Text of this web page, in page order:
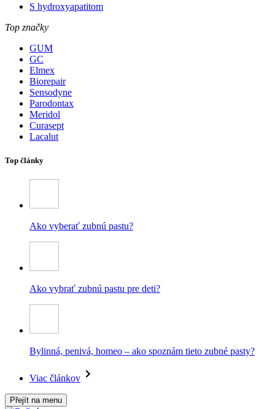
S hydroxyapatitom
Top značky
GUM
GC
Elmex
Biorepair
Sensodyne
Parodontax
Meridol
Curasept
Lacalut
Top články
Ako vyberať zubnú pastu?
Ako vybrať zubnú pastu pre deti?
Bylinná, penivá, homeo – ako spoznám tieto zubné pasty?
Viac článkov
Přejít na menu